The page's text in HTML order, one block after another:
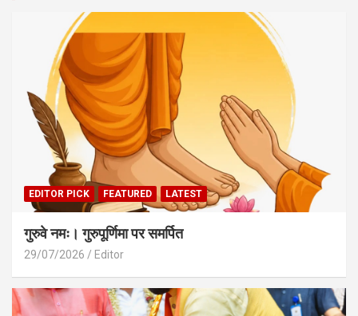
EDITOR PICK FEATURED LATEST
गुरुवे नमः। गुरुपूर्णिमा पर समर्पित
29/07/2026 Editor